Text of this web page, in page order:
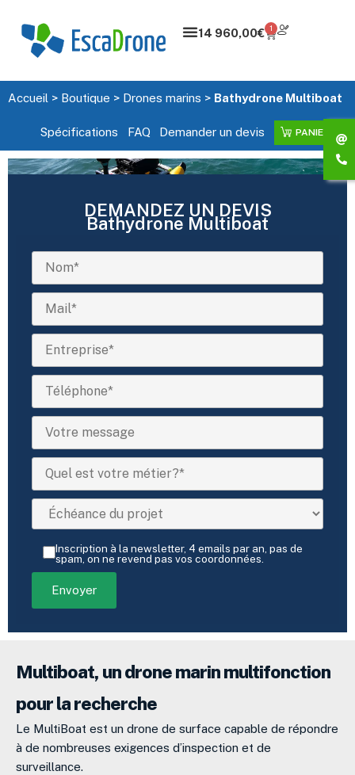
14 960,00€ 1
Accueil > Boutique > Drones marins > Bathydrone Multiboat
Spécifications FAQ Demander un devis PANIER
DEMANDEZ UN DEVIS
Bathydrone Multiboat
Inscription à la newsletter, 4 emails par an, pas de
spam, on ne revend pas vos coordonnées.
Multiboat, un drone marin multifonction
pour la recherche
Le MultiBoat est un drone de surface capable de répondre
à de nombreuses exigences d’inspection et de
surveillance.